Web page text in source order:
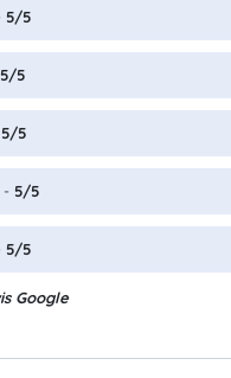
5/5
5/5
5/5
- 5/5
5/5
Google